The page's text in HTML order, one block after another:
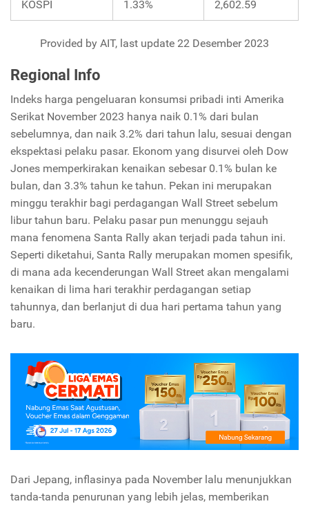
KOSPI 1.33% 2,602.59
Provided by AIT, last update 22 Desember 2023
Regional Info
Indeks harga pengeluaran konsumsi pribadi inti Amerika
Serikat November 2023 hanya naik 0.1% dari bulan
sebelumnya, dan naik 3.2% dari tahun lalu, sesuai dengan
ekspektasi pelaku pasar. Ekonom yang disurvei oleh Dow
Jones memperkirakan kenaikan sebesar 0.1% bulan ke
bulan, dan 3.3% tahun ke tahun. Pekan ini merupakan
minggu terakhir bagi perdagangan Wall Street sebelum
libur tahun baru. Pelaku pasar pun menunggu sejauh
mana fenomena Santa Rally akan terjadi pada tahun ini.
Seperti diketahui, Santa Rally merupakan momen spesifik,
di mana ada kecenderungan Wall Street akan mengalami
kenaikan di lima hari terakhir perdagangan setiap
tahunnya, dan berlanjut di dua hari pertama tahun yang
baru.
Dari Jepang, inflasinya pada November lalu menunjukkan
tanda-tanda penurunan yang lebih jelas, memberikan